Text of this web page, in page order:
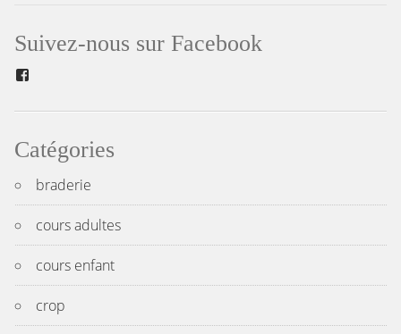
l’article
Suivez-nous sur Facebook
Catégories
braderie
cours adultes
cours enfant
crop